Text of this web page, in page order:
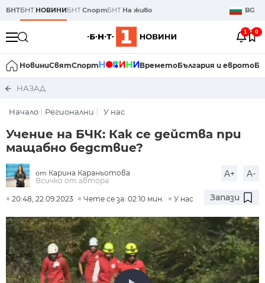
БНТБНТ НОВИНИБНТСпортБНТ На живо BG
1 0
НовиниСвятСпорт ВреметоБългария и еврото
НАЗАД
Начало Регионални У нас
Учение на БЧК: Как се действа при
мащабно бедствие?
от Карина Караньотова
Всичко от автора
A+ A-
20:48, 22.09.2023 Чете се за: 02:10 мин. У нас Запази